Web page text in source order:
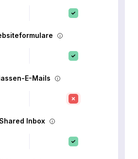
E-Mails
Inbox